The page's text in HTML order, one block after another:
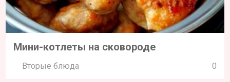
Мини-котлеты на сковороде
Вторые блюда 0